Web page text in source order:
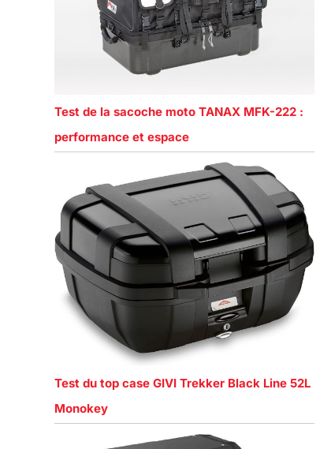
Test de la sacoche moto TANAX MFK-222 :
performance et espace
Test du top case GIVI Trekker Black Line 52L
Monokey